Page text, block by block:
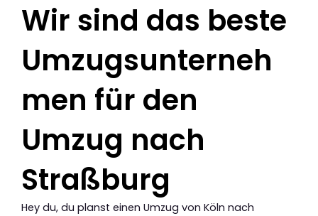
Wir sind das beste
Umzugsunterneh
men für den
Umzug nach
Straßburg
Hey du, du planst einen Umzug von Köln nach